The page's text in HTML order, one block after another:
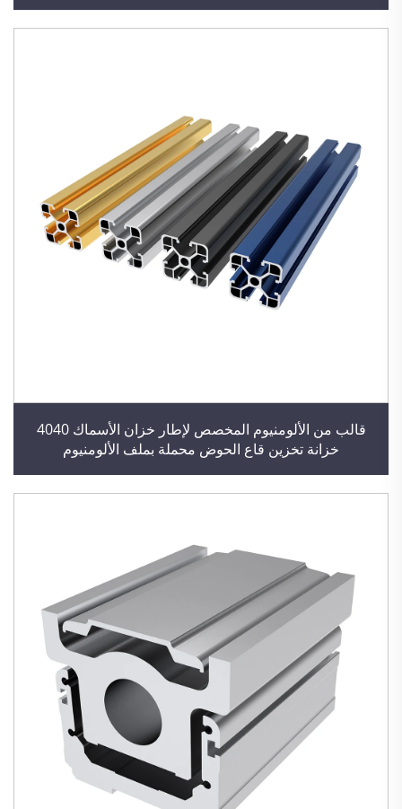
قالب من الألومنيوم المخصص لإطار خزان الأسماك 4040
خزانة تخزين قاع الحوض محملة بملف الألومنيوم